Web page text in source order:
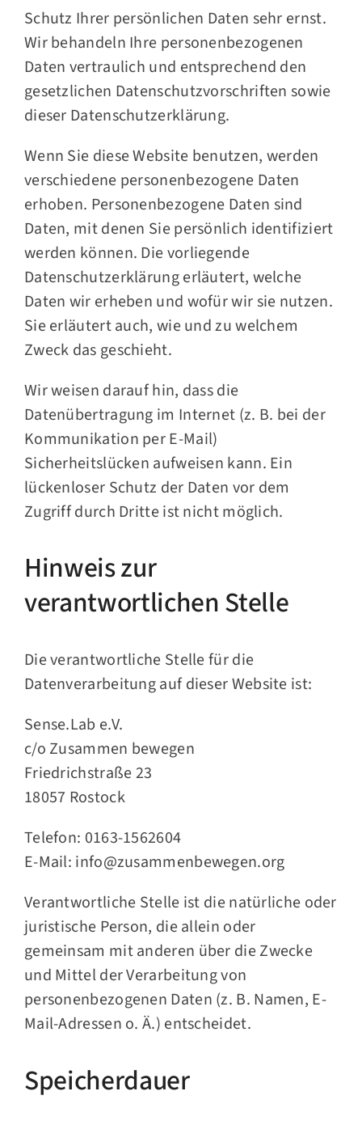
Schutz Ihrer persönlichen Daten sehr ernst.
Wir behandeln Ihre personenbezogenen
Daten vertraulich und entsprechend den
gesetzlichen Datenschutzvorschriften sowie
dieser Datenschutzerklärung.
Wenn Sie diese Website benutzen, werden
verschiedene personenbezogene Daten
erhoben. Personenbezogene Daten sind
Daten, mit denen Sie persönlich identifiziert
werden können. Die vorliegende
Datenschutzerklärung erläutert, welche
Daten wir erheben und wofür wir sie nutzen.
Sie erläutert auch, wie und zu welchem
Zweck das geschieht.
Wir weisen darauf hin, dass die
Datenübertragung im Internet (z. B. bei der
Kommunikation per E-Mail)
Sicherheitslücken aufweisen kann. Ein
lückenloser Schutz der Daten vor dem
Zugriff durch Dritte ist nicht möglich.
Hinweis zur
verantwortlichen Stelle
Die verantwortliche Stelle für die
Datenverarbeitung auf dieser Website ist:
Sense.Lab e.V.
c/o Zusammen bewegen
Friedrichstraße 23
18057 Rostock
Telefon: 0163-1562604
E-Mail: info@zusammenbewegen.org
Verantwortliche Stelle ist die natürliche oder
juristische Person, die allein oder
gemeinsam mit anderen über die Zwecke
und Mittel der Verarbeitung von
personenbezogenen Daten (z. B. Namen, E-
Mail-Adressen o. Ä.) entscheidet.
Speicherdauer